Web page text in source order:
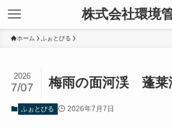
株式会社環境
ホーム ふぉとびる
梅雨の面河渓 蓬莱
2026
7/07
ふぉとびる 2026年7月7日